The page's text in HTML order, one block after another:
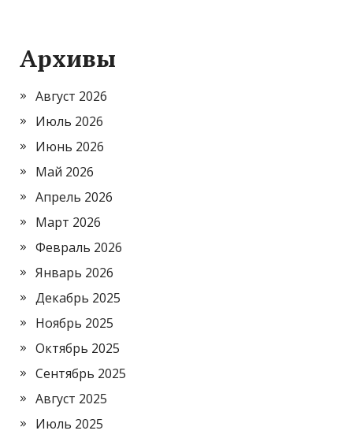
Архивы
Август 2026
Июль 2026
Июнь 2026
Май 2026
Апрель 2026
Март 2026
Февраль 2026
Январь 2026
Декабрь 2025
Ноябрь 2025
Октябрь 2025
Сентябрь 2025
Август 2025
Июль 2025